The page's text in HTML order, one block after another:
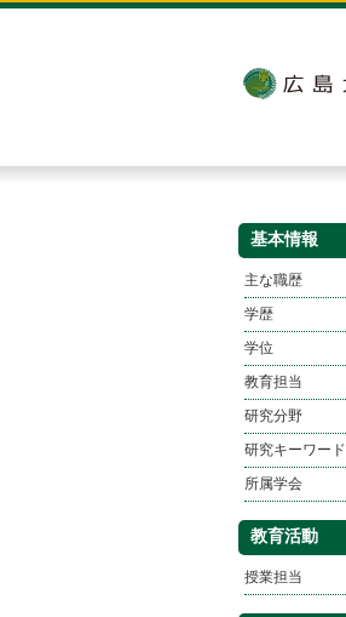
基本情報
主な職歴
学歴
学位
教育担当
研究分野
研究キーワード
所属学会
教育活動
授業担当